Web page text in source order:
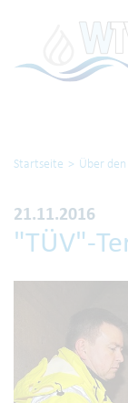
Startseite Über
21.11.2016
"TÜV"-